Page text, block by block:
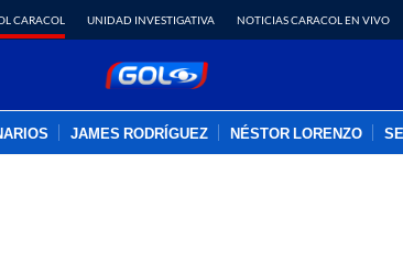
CARACOL UNIDAD INVESTIGATIVA NOTICIAS CARACOL EN VIVO
JAMES RODRÍGUEZ NÉSTOR LORENZO